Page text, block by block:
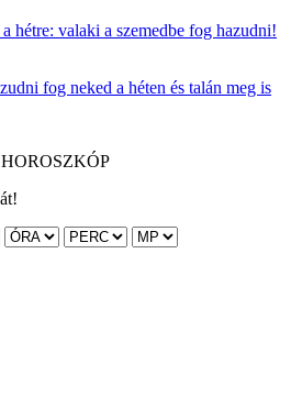
hétre: valaki a szemedbe fog hazudni!
fog neked a héten és talán meg is